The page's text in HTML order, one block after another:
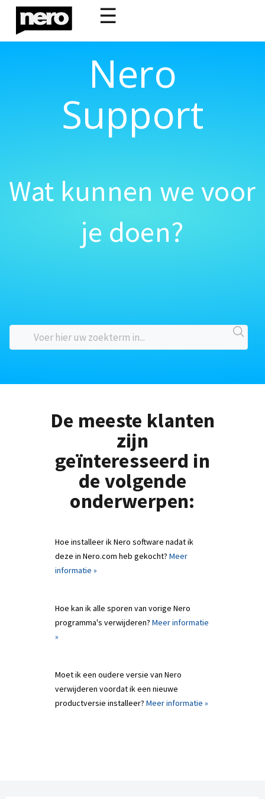
☰
Nero
Support
Wat kunnen we voor
je doen?
De meeste klanten
zijn
geïnteresseerd in
de volgende
onderwerpen:
Hoe installeer ik Nero software nadat ik
deze in Nero.com heb gekocht? Meer
informatie »
Hoe kan ik alle sporen van vorige Nero
programma's verwijderen? Meer informatie
»
Moet ik een oudere versie van Nero
verwijderen voordat ik een nieuwe
productversie installeer? Meer informatie »